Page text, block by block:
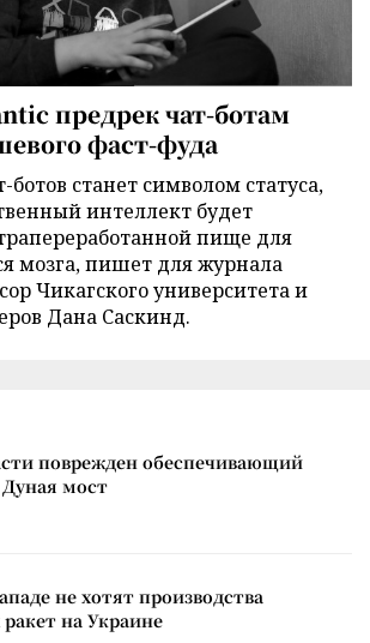
предрек чат-ботам
фаст-фуда
ботов станет символом статуса,
интеллект будет
пище для
мозга, пишет для журнала
Чикагского университета и
Дана Саскинд.
поврежден обеспечивающий
мост
не хотят производства
на Украине